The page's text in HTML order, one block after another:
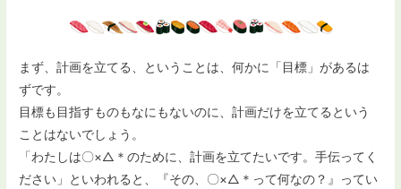
まず、計画を立てる、ということは、何かに「目標」があるは
ずです。
目標も目指すものもなにもないのに、計画だけを立てるという
ことはないでしょう。
「わたしは〇×△＊のために、計画を立てたいです。手伝ってく
ださい」といわれると、『その、〇×△＊って何なの？』ってい